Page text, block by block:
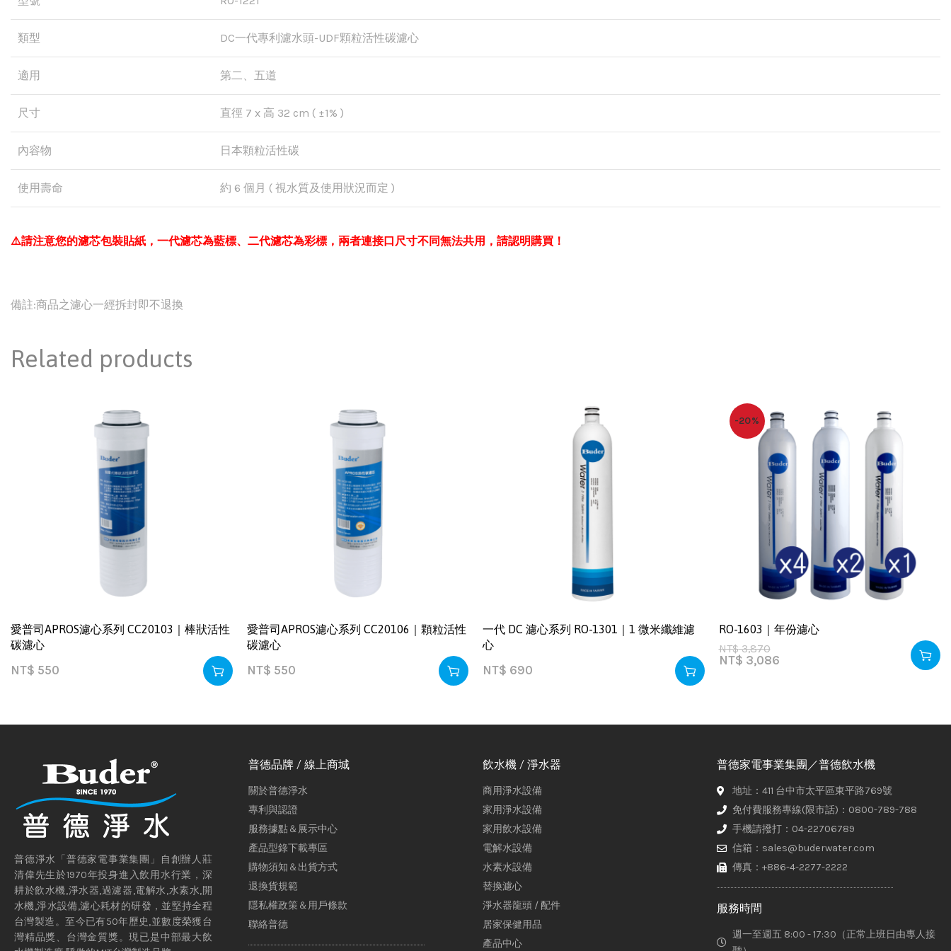
類型 DC一代專利濾水頭-UDF顆粒活性碳濾心
適用 第二、五道
尺寸 直徑 7 x 高 32 cm ( ±1% )
內容物 日本顆粒活性碳
使用壽命 約 6 個月 ( 視水質及使用狀況而定 )
⚠️請注意您的濾芯包裝貼紙，一代濾芯為藍標、二代濾芯為彩標，兩者連接口尺寸不同無法共用，請認明購買！
備註:商品之濾心一經拆封即不退換
Related products
愛普司APROS濾心系列 CC20103｜棒狀活性
碳濾心
NT$ 550
愛普司APROS濾心系列 CC20106｜顆粒活性
碳濾心
NT$ 550
一代 DC 濾心系列 RO-1301｜1 微米纖維濾
心
NT$ 690
-20%
RO-1603｜年份濾心
NT$3,870
NT$ 3,086
普德淨水「普德家電事業集團」自創辦人莊
清偉先生於1970年投身進入飲用水行業，深
耕於飲水機,淨水器,過濾器,電解水,水素水,開
水機,淨水設備,濾心耗材的研發，並堅持全程
台灣製造。至今已有50年歷史,並數度榮獲台
灣精品獎、台灣金質獎。現已是中部最大飲
普德品牌 / 線上商城
關於普德淨水
專利與認證
服務據點＆展示中心
產品型錄下載專區
購物須知＆出貨方式
退換貨規範
隱私權政策＆用戶條款
聯絡普德
飲水機 / 淨水器
商用淨水設備
家用淨水設備
家用飲水設備
電解水設備
水素水設備
替換濾心
淨水器龍頭 / 配件
居家保健用品
產品中心
普德家電事業集團／普德飲水機
地址：411 台中市太平區東平路769號
免付費服務專線(限市話)：0800-789-788
手機請撥打：04-22706789
信箱：sales@buderwater.com
傳真：+886-4-2277-2222
服務時間
週一至週五 8:00 - 17:30（正常上班日由專人接